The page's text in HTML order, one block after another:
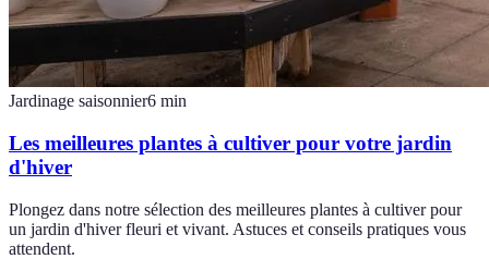
Jardinage saisonnier6 min
Les meilleures plantes à cultiver pour votre jardin
d'hiver
Plongez dans notre sélection des meilleures plantes à cultiver pour
un jardin d'hiver fleuri et vivant. Astuces et conseils pratiques vous
attendent.